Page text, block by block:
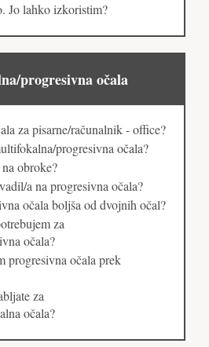
Jo lahko izkoristim?
progresivna očala
za pisarne/računalnik - office?
progresivna očala?
obroke?
a na progresivna očala?
očala boljša od dvojnih očal?
za
očala?
progresivna očala prek
za
očala?